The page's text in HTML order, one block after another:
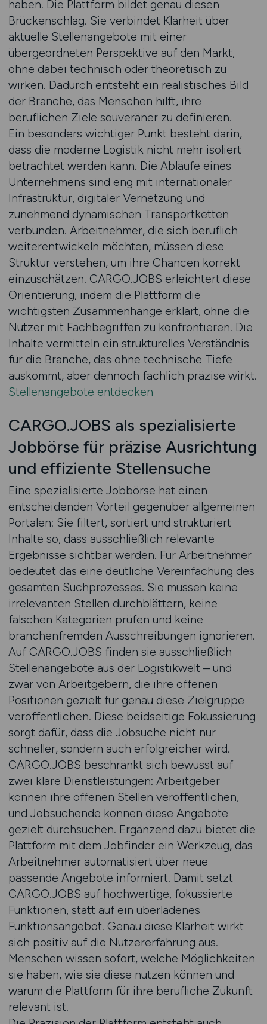
haben. Die Plattform bildet genau diesen
Brückenschlag. Sie verbindet Klarheit über
aktuelle Stellenangebote mit einer
übergeordneten Perspektive auf den Markt,
ohne dabei technisch oder theoretisch zu
wirken. Dadurch entsteht ein realistisches Bild
der Branche, das Menschen hilft, ihre
beruflichen Ziele souveräner zu definieren.
Ein besonders wichtiger Punkt besteht darin,
dass die moderne Logistik nicht mehr isoliert
betrachtet werden kann. Die Abläufe eines
Unternehmens sind eng mit internationaler
Infrastruktur, digitaler Vernetzung und
zunehmend dynamischen Transportketten
verbunden. Arbeitnehmer, die sich beruflich
weiterentwickeln möchten, müssen diese
Struktur verstehen, um ihre Chancen korrekt
einzuschätzen. CARGO.JOBS erleichtert diese
Orientierung, indem die Plattform die
wichtigsten Zusammenhänge erklärt, ohne die
Nutzer mit Fachbegriffen zu konfrontieren. Die
Inhalte vermitteln ein strukturelles Verständnis
für die Branche, das ohne technische Tiefe
auskommt, aber dennoch fachlich präzise wirkt.
Stellenangebote entdecken
CARGO.JOBS als spezialisierte
Jobbörse für präzise Ausrichtung
und effiziente Stellensuche
Eine spezialisierte Jobbörse hat einen
entscheidenden Vorteil gegenüber allgemeinen
Portalen: Sie filtert, sortiert und strukturiert
Inhalte so, dass ausschließlich relevante
Ergebnisse sichtbar werden. Für Arbeitnehmer
bedeutet das eine deutliche Vereinfachung des
gesamten Suchprozesses. Sie müssen keine
irrelevanten Stellen durchblättern, keine
falschen Kategorien prüfen und keine
branchenfremden Ausschreibungen ignorieren.
Auf CARGO.JOBS finden sie ausschließlich
Stellenangebote aus der Logistikwelt – und
zwar von Arbeitgebern, die ihre offenen
Positionen gezielt für genau diese Zielgruppe
veröffentlichen. Diese beidseitige Fokussierung
sorgt dafür, dass die Jobsuche nicht nur
schneller, sondern auch erfolgreicher wird.
CARGO.JOBS beschränkt sich bewusst auf
zwei klare Dienstleistungen: Arbeitgeber
können ihre offenen Stellen veröffentlichen,
und Jobsuchende können diese Angebote
gezielt durchsuchen. Ergänzend dazu bietet die
Plattform mit dem Jobfinder ein Werkzeug, das
Arbeitnehmer automatisiert über neue
passende Angebote informiert. Damit setzt
CARGO.JOBS auf hochwertige, fokussierte
Funktionen, statt auf ein überladenes
Funktionsangebot. Genau diese Klarheit wirkt
sich positiv auf die Nutzererfahrung aus.
Menschen wissen sofort, welche Möglichkeiten
sie haben, wie sie diese nutzen können und
warum die Plattform für ihre berufliche Zukunft
relevant ist.